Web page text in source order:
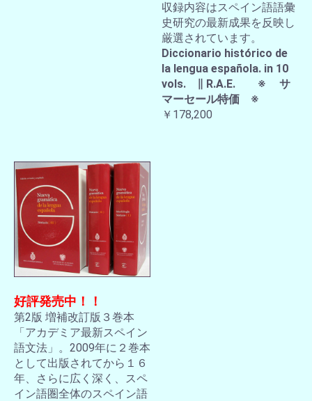
収録内容はスペイン語語彙
史研究の最新成果を反映し
厳選されています。
Diccionario histórico de
la lengua española. in 10
vols. ∥ R.A.E. ※ サ
マーセール特価 ※
￥178,200
好評発売中！！
第2版 増補改訂版３巻本
「アカデミア最新スペイン
語文法」。2009年に２巻本
として出版されてから１６
年、さらに広く深く、スペ
イン語圏全体のスペイン語